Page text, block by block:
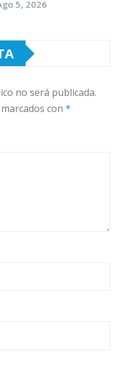
5, 2026
no será publicada.
con *